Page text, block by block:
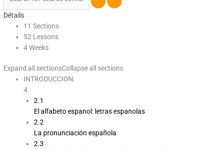
Détails
11 Sections
52 Lessons
4 Weeks
Expand all sectionsCollapse all sections
INTRODUCCION:
4
2.1
El alfabeto espanol: letras espanolas
2.2
La pronunciación española
2.3